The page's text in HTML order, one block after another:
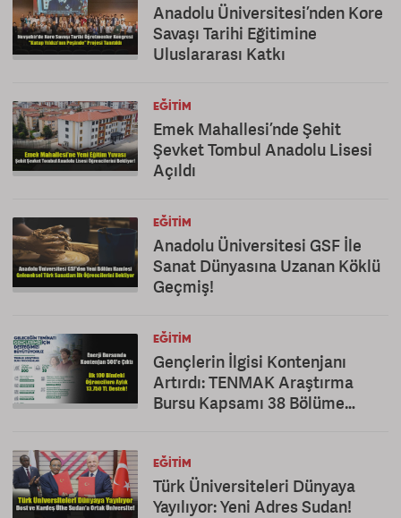
Anadolu Üniversitesi’nden Kore
Savaşı Tarihi Eğitimine
Uluslararası Katkı
EĞITIM
Emek Mahallesi’nde Şehit
Şevket Tombul Anadolu Lisesi
Açıldı
EĞITIM
Anadolu Üniversitesi GSF İle
Sanat Dünyasına Uzanan Köklü
Geçmiş!
EĞITIM
Gençlerin İlgisi Kontenjanı
Artırdı: TENMAK Araştırma
Bursu Kapsamı 38 Bölüme
EĞITIM
Türk Üniversiteleri Dünyaya
Yayılıyor: Yeni Adres Sudan!